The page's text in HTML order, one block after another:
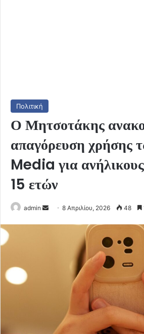
Πολιτική
Ο Μητσοτάκης
απαγόρευση χρήσης
Media για
15 ετών
admin
Send8 Απριλίου, 2026 48